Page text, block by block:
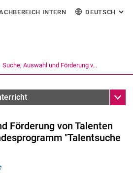
Springe direkt zu: Inhalt
Springe direkt zu: Suche
Springe direkt zu:
(öffnet externen Link in einem
INTERN DEUTSCH :
Suche, Auswahl und Förderung v...
Förderung von Talenten
"Talentsuche